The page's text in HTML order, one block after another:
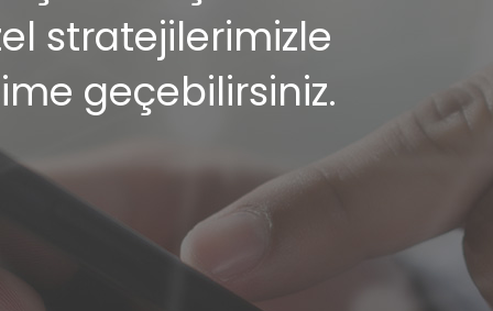
stratejilerimizle
geçebilirsiniz.